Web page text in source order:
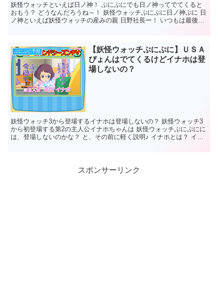
妖怪ウォッチといえば日ノ神！ ぷにぷにでも日ノ神ってでてくると
おもう？ どうなんだろうね～！ 妖怪ウォッチぷにぷに日ノ神ぷに 日
ノ神といえば妖怪ウォッチの産みの親 日野社長ー！ いつもは最後の
ぷにぷに予想
【妖怪ウォッチぷにぷに】ＵＳＡ
ぴょんはでてくるけどイナホは登
場しないの？
妖怪ウォッチ3から登場するイナホは登場しないの？ 妖怪ウォッチ3
から初登場する第2の主人公イナホちゃんは 妖怪ウォッチぷにぷにに
は、登場しないのかな？ と、その前に軽く説明♪ イナホとは？ イナ
スポンサーリンク